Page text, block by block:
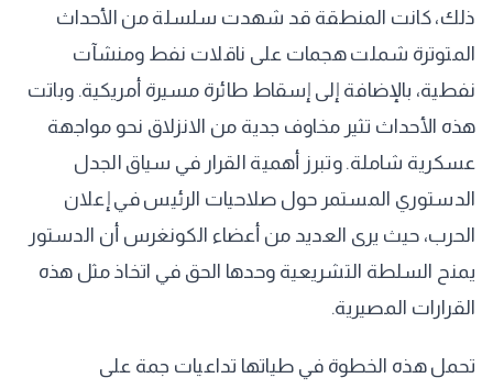
ذلك، كانت المنطقة قد شهدت سلسلة من الأحداث
المتوترة شملت هجمات على ناقلات نفط ومنشآت
نفطية، بالإضافة إلى إسقاط طائرة مسيرة أمريكية. وباتت
هذه الأحداث تثير مخاوف جدية من الانزلاق نحو مواجهة
عسكرية شاملة. وتبرز أهمية القرار في سياق الجدل
الدستوري المستمر حول صلاحيات الرئيس في إعلان
الحرب، حيث يرى العديد من أعضاء الكونغرس أن الدستور
يمنح السلطة التشريعية وحدها الحق في اتخاذ مثل هذه
القرارات المصيرية.
تحمل هذه الخطوة في طياتها تداعيات جمة على